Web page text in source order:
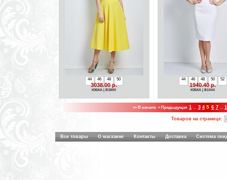
44 46 48 50
3038.00 р.
ЮБКА | B3800
44 46 48 50 52
1940.40 р.
ЮБКА | B1044
«« В начало « Предыдущая 1 ... 3 4 5 6 7 ...
Товаров на странице:
Все товары О магазине Контакты Доставка Система